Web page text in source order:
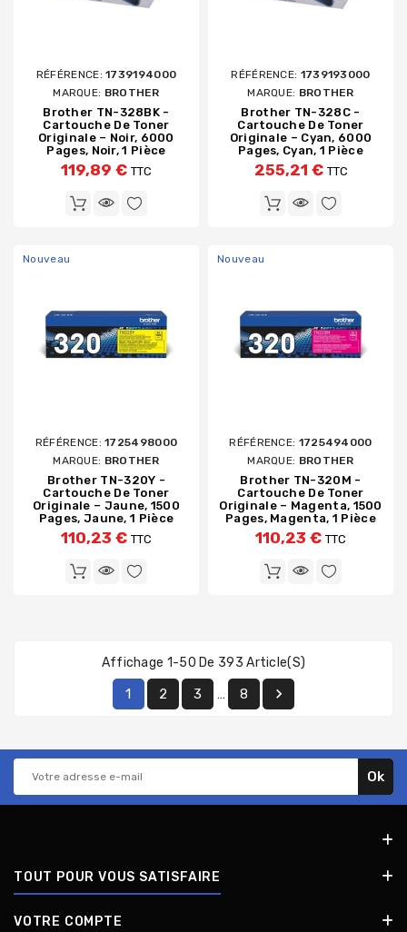
RÉFÉRENCE:1739194000
MARQUE: BROTHER
Brother TN-328BK -
Cartouche De Toner
Originale – Noir, 6000
Pages, Noir, 1 Pièce
119,89 € TTC
RÉFÉRENCE: 1739193000
MARQUE: BROTHER
Brother TN-328C -
Cartouche De Toner
Originale – Cyan, 6000
Pages, Cyan, 1 Pièce
255,21 € TTC
Nouveau
RÉFÉRENCE:1725498000
MARQUE: BROTHER
Brother TN-320Y -
Cartouche De Toner
Originale – Jaune, 1500
Pages, Jaune, 1 Pièce
110,23 € TTC
Nouveau
RÉFÉRENCE: 1725494000
MARQUE: BROTHER
Brother TN-320M -
Cartouche De Toner
Originale – Magenta, 1500
Pages, Magenta, 1 Pièce
110,23 € TTC
Affichage 1-50 De 393 Article(s)
1 2 3 … 8 
TOUT POUR VOUS SATISFAIRE
VOTRE COMPTE